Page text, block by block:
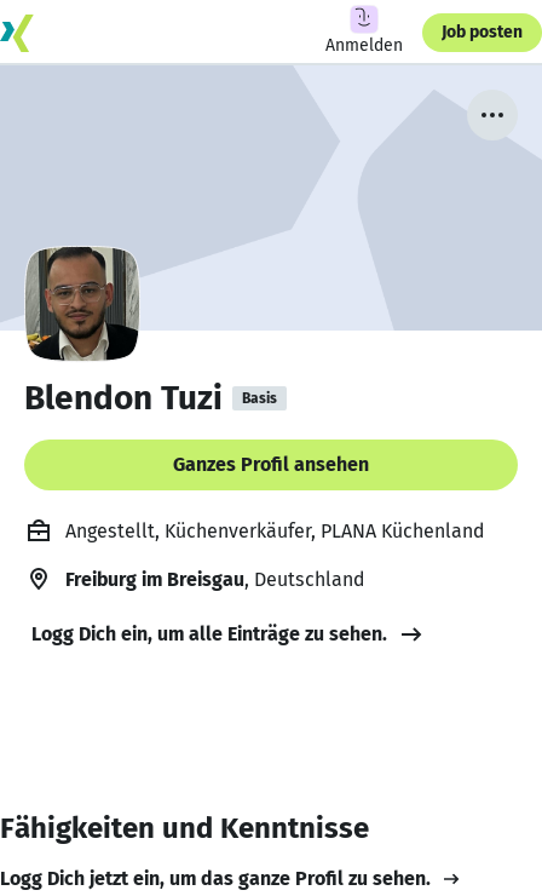
Anmelden
Job posten
Blendon Tuzi Basis
Ganzes Profil ansehen
Angestellt, Küchenverkäufer, PLANA Küchenland
Freiburg im Breisgau, Deutschland
Logg Dich ein, um alle Einträge zu sehen.
Fähigkeiten und Kenntnisse
Logg Dich jetzt ein, um das ganze Profil zu sehen.